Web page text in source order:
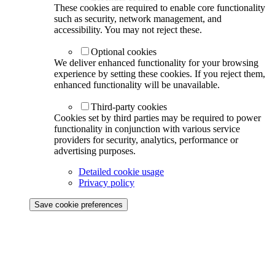
These cookies are required to enable core functionality
such as security, network management, and
accessibility. You may not reject these.
Optional cookies
We deliver enhanced functionality for your browsing
experience by setting these cookies. If you reject them,
enhanced functionality will be unavailable.
Third-party cookies
Cookies set by third parties may be required to power
functionality in conjunction with various service
providers for security, analytics, performance or
advertising purposes.
Detailed cookie usage
Privacy policy
Save cookie preferences